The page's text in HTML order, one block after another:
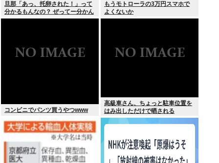
旦那「あっ、托卵された！」って
分かるもんなの？ ぜってー分かん
ないだろ。
もうモトローラの3万円スマホで
よくないか
コンビニでパンツ買うやつwww
高級車さん、ちょっと駐車位置を
はみ出しただけで晒される
wwwWwwWWw